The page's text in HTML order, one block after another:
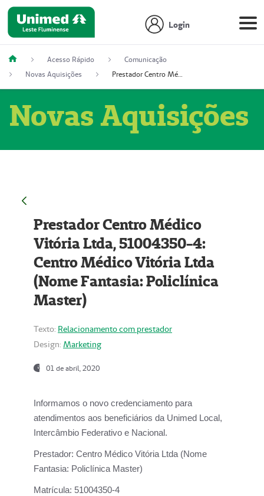
Login
Acesso Rápido
Comunicação
Novas Aquisições
Prestador Centro Médico Vitória Ltda, 51004350-4: Centro Médico Vitória Ltda (Nome Fantasia: Policlínica Master)
Novas Aquisições
Prestador Centro Médico
Vitória Ltda, 51004350-4:
Centro Médico Vitória Ltda
(Nome Fantasia: Policlínica
Master)
Texto: Relacionamento com prestador
Design: Marketing
01 de abril, 2020
Informamos o novo credenciamento para
atendimentos aos beneficiários da Unimed Local,
Intercâmbio Federativo e Nacional.
Prestador: Centro Médico Vitória Ltda (Nome
Fantasia: Policlínica Master)
Matrícula: 51004350-4